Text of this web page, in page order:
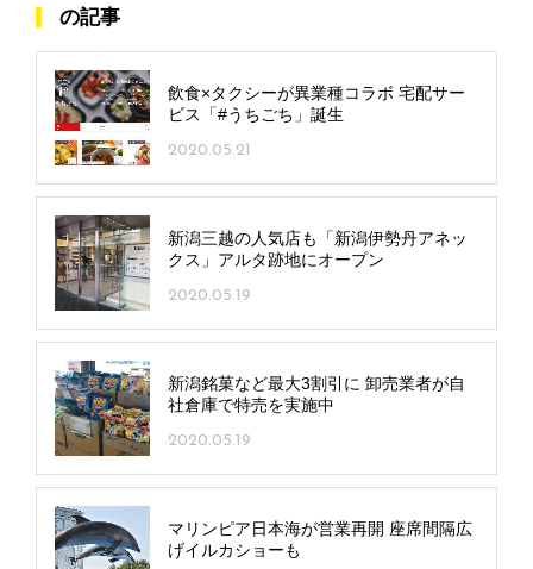
の記事
飲食×タクシーが異業種コラボ 宅配サー
ビス「#うちごち」誕生
2020.05.21
新潟三越の人気店も「新潟伊勢丹アネッ
クス」アルタ跡地にオープン
2020.05.19
新潟銘菓など最大3割引に 卸売業者が自
社倉庫で特売を実施中
2020.05.19
マリンピア日本海が営業再開 座席間隔広
げイルカショーも